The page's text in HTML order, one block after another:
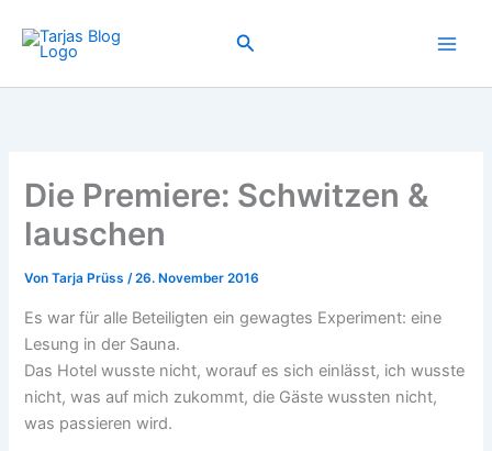
Inhalt
springen
Suchen
Die Premiere: Schwitzen &
lauschen
VonTarja Prüss/26. November 2016
Es war für alle Beteiligten ein gewagtes Experiment: eine
Lesung in der Sauna.
Das Hotel wusste nicht, worauf es sich einlässt, ich wusste
nicht, was auf mich zukommt, die Gäste wussten nicht,
was passieren wird.